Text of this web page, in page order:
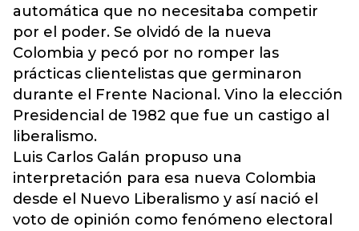
automática que no necesitaba competir
por el poder. Se olvidó de la nueva
Colombia y pecó por no romper las
prácticas clientelistas que germinaron
durante el Frente Nacional. Vino la elección
Presidencial de 1982 que fue un castigo al
liberalismo.
Luis Carlos Galán propuso una
interpretación para esa nueva Colombia
desde el Nuevo Liberalismo y así nació el
voto de opinión como fenómeno electoral